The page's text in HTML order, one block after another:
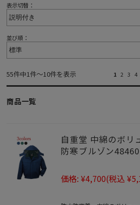
表示切替：
並び順：
55件中1件～10件を表示 1 2 3 4
商品一覧
自重堂 中綿のボリ
防寒ブルゾン48460
価格: ¥4,700(税込